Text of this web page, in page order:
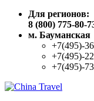
Для регионов:
8 (800) 775-80-
м. Бауманская
+7(495)-
+7(495)-
+7(495)-